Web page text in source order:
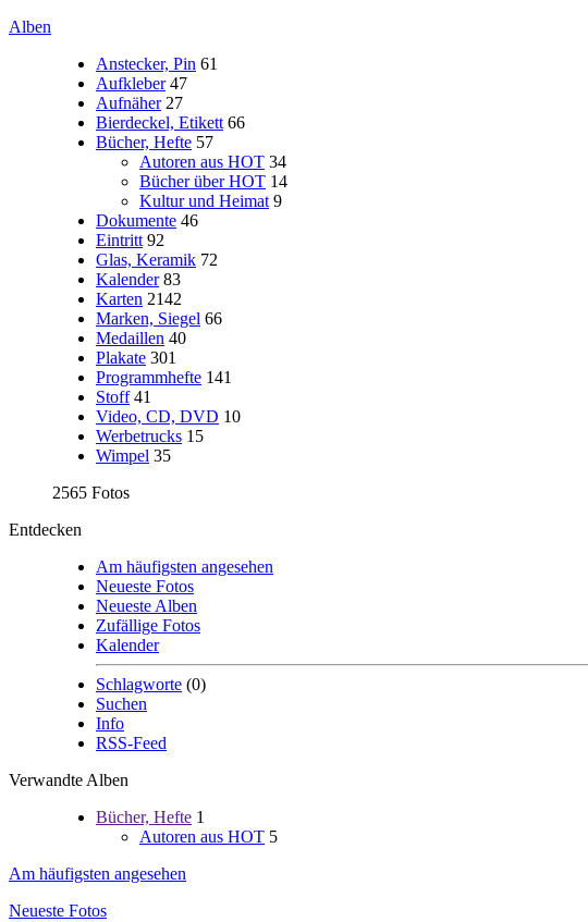
Alben
Anstecker, Pin 61
Aufkleber 47
Aufnäher 27
Bierdeckel, Etikett 66
Bücher, Hefte 57
Autoren aus HOT 34
Bücher über HOT 14
Kultur und Heimat 9
Dokumente 46
Eintritt 92
Glas, Keramik 72
Kalender 83
Karten 2142
Marken, Siegel 66
Medaillen 40
Plakate 301
Programmhefte 141
Stoff 41
Video, CD, DVD 10
Werbetrucks 15
Wimpel 35
2565 Fotos
Entdecken
Am häufigsten angesehen
Neueste Fotos
Neueste Alben
Zufällige Fotos
Kalender
Schlagworte (0)
Suchen
Info
RSS-Feed
Verwandte Alben
Bücher, Hefte 1
Autoren aus HOT 5
Am häufigsten angesehen
Neueste Fotos